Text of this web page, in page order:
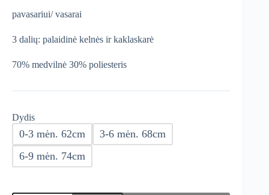
pavasariui/ vasarai
3 dalių: palaidinė kelnės ir kaklaskarė
70% medvilnė 30% poliesteris
Dydis
0-3 mėn. 62cm
3-6 mėn. 68cm
6-9 mėn. 74cm